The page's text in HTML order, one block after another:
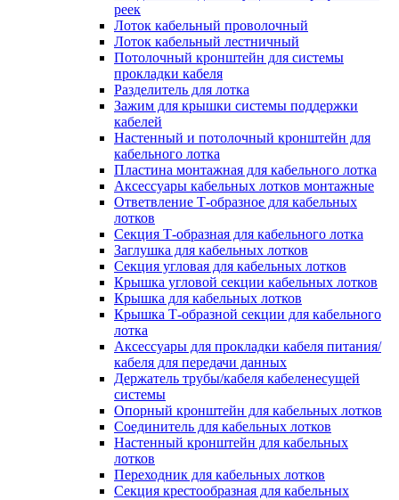
реек
Лоток кабельный проволочный
Лоток кабельный лестничный
Потолочный кронштейн для системы
прокладки кабеля
Разделитель для лотка
Зажим для крышки системы поддержки
кабелей
Настенный и потолочный кронштейн для
кабельного лотка
Пластина монтажная для кабельного лотка
Аксессуары кабельных лотков монтажные
Ответвление Т-образное для кабельных
лотков
Секция Т-образная для кабельного лотка
Заглушка для кабельных лотков
Секция угловая для кабельных лотков
Крышка угловой секции кабельных лотков
Крышка для кабельных лотков
Крышка Т-образной секции для кабельного
лотка
Аксессуары для прокладки кабеля питания/
кабеля для передачи данных
Держатель трубы/кабеля кабеленесущей
системы
Опорный кронштейн для кабельных лотков
Соединитель для кабельных лотков
Настенный кронштейн для кабельных
лотков
Переходник для кабельных лотков
Секция крестообразная для кабельных